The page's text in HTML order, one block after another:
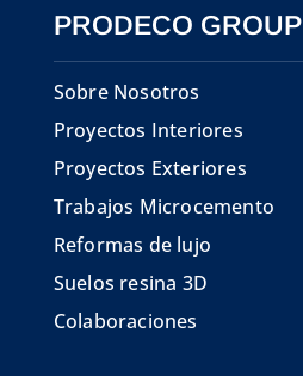
PRODECO GROUP
Sobre Nosotros
Proyectos Interiores
Proyectos Exteriores
Trabajos Microcemento
Reformas de lujo
Suelos resina 3D
Colaboraciones